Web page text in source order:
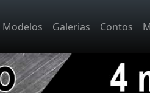
Modelos Galerias Contos